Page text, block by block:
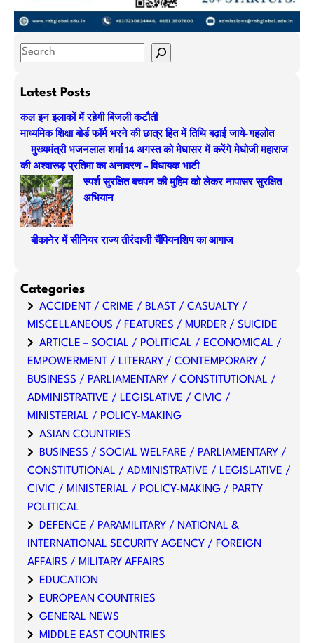
S
a
c
Latest Posts
कल इन इलाकों में रहेगी बिजली कटौती
माध्यमिक शिक्षा बोर्ड फॉर्म भरने की छात्र हित में तिथि बढ़ाई जाये-गहलोत
मुख्यमंत्री भजनलाल शर्मा 14 अगस्त को मेघासर में करेंगे मेघोजी महाराज
की अश्वारूढ़ प्रतिमा का अनावरण – विधायक भाटी
स्पर्श सुरक्षित बचपन की मुहिम को लेकर नापासर सुरक्षित
अभियान
बीकानेर में सीनियर राज्य तीरंदाजी चैंपियनशिप का आगाज
Categories
ACCIDENT / CRIME / BLAST / CASUALTY /
MISCELLANEOUS / FEATURES / MURDER / SUICIDE
ARTICLE – SOCIAL / POLITICAL / ECONOMICAL /
EMPOWERMENT / LITERARY / CONTEMPORARY /
BUSINESS / PARLIAMENTARY / CONSTITUTIONAL /
ADMINISTRATIVE / LEGISLATIVE / CIVIC /
MINISTERIAL / POLICY-MAKING
ASIAN COUNTRIES
BUSINESS / SOCIAL WELFARE / PARLIAMENTARY /
CONSTITUTIONAL / ADMINISTRATIVE / LEGISLATIVE /
CIVIC / MINISTERIAL / POLICY-MAKING / PARTY
POLITICAL
DEFENCE / PARAMILITARY / NATIONAL &
INTERNATIONAL SECURITY AGENCY / FOREIGN
AFFAIRS / MILITARY AFFAIRS
EDUCATION
EUROPEAN COUNTRIES
GENERAL NEWS
MIDDLE EAST COUNTRIES